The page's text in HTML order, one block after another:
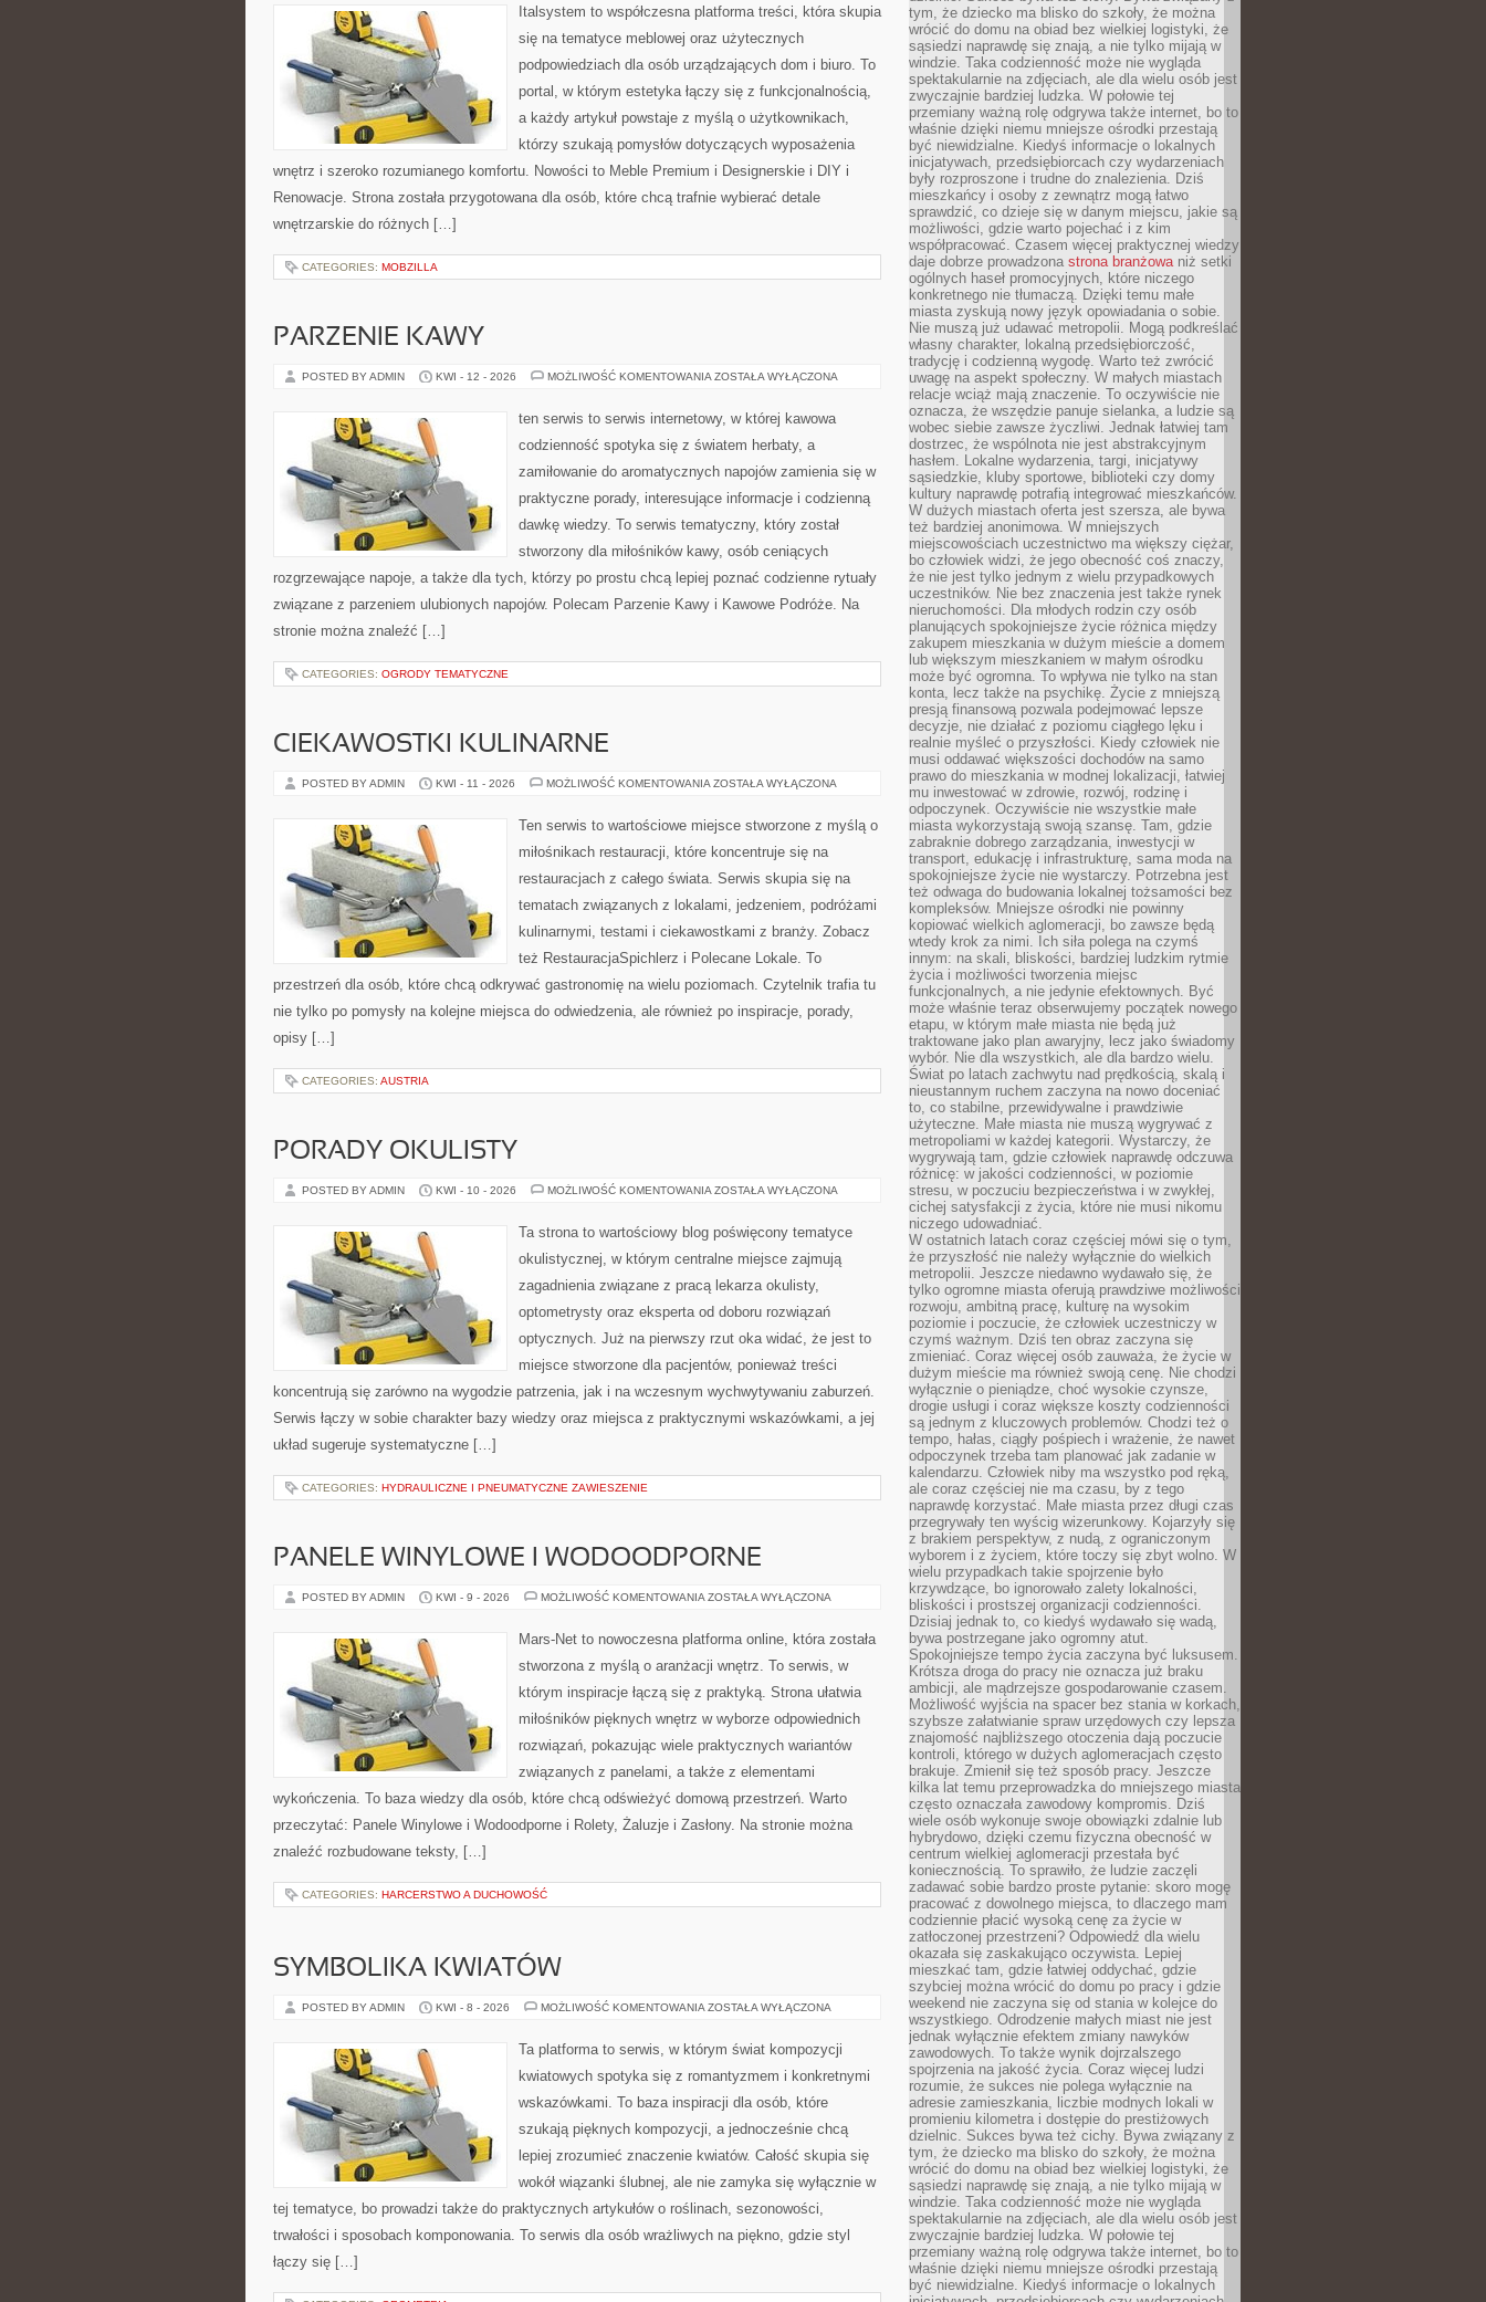
Italsystem to współczesna platforma treści, która skupia
się na tematyce meblowej oraz użytecznych
podpowiedziach dla osób urządzających dom i biuro. To
portal, w którym estetyka łączy się z funkcjonalnością,
a każdy artykuł powstaje z myślą o użytkownikach,
którzy szukają pomysłów dotyczących wyposażenia
wnętrz i szeroko rozumianego komfortu. Nowości to Meble Premium i Designerskie i DIY i
Renowacje. Strona została przygotowana dla osób, które chcą trafnie wybierać detale
wnętrzarskie do różnych […]
CATEGORIES: MOBZILLA
PARZENIE KAWY
POSTED BY ADMIN KWI - 12 - 2026 MOŻLIWOŚĆ KOMENTOWANIA PARZENIE
ZOSTAŁA WYŁĄCZONA
ten serwis to serwis internetowy, w której kawowa
codzienność spotyka się z światem herbaty, a
zamiłowanie do aromatycznych napojów zamienia się w
praktyczne porady, interesujące informacje i codzienną
dawkę wiedzy. To serwis tematyczny, który został
stworzony dla miłośników kawy, osób ceniących
rozgrzewające napoje, a także dla tych, którzy po prostu chcą lepiej poznać codzienne rytuały
związane z parzeniem ulubionych napojów. Polecam Parzenie Kawy i Kawowe Podróże. Na
stronie można znaleźć […]
CATEGORIES: OGRODY TEMATYCZNE
CIEKAWOSTKI KULINARNE
POSTED BY ADMIN KWI - 11 - 2026 MOŻLIWOŚĆ KOMENTOWANIA CIEKAWOSTKI
ZOSTAŁA WYŁĄCZONA
Ten serwis to wartościowe miejsce stworzone z myślą o
miłośnikach restauracji, które koncentruje się na
restauracjach z całego świata. Serwis skupia się na
tematach związanych z lokalami, jedzeniem, podróżami
kulinarnymi, testami i ciekawostkami z branży. Zobacz
też RestauracjaSpichlerz i Polecane Lokale. To
przestrzeń dla osób, które chcą odkrywać gastronomię na wielu poziomach. Czytelnik trafia tu
nie tylko po pomysły na kolejne miejsca do odwiedzenia, ale również po inspiracje, porady,
opisy […]
CATEGORIES: AUSTRIA
PORADY OKULISTY
POSTED BY ADMIN KWI - 10 - 2026 MOŻLIWOŚĆ KOMENTOWANIA PORADY
ZOSTAŁA WYŁĄCZONA
Ta strona to wartościowy blog poświęcony tematyce
okulistycznej, w którym centralne miejsce zajmują
zagadnienia związane z pracą lekarza okulisty,
optometrysty oraz eksperta od doboru rozwiązań
optycznych. Już na pierwszy rzut oka widać, że jest to
miejsce stworzone dla pacjentów, ponieważ treści
koncentrują się zarówno na wygodzie patrzenia, jak i na wczesnym wychwytywaniu zaburzeń.
Serwis łączy w sobie charakter bazy wiedzy oraz miejsca z praktycznymi wskazówkami, a jej
układ sugeruje systematyczne […]
CATEGORIES: HYDRAULICZNE I PNEUMATYCZNE ZAWIESZENIE
PANELE WINYLOWE I WODOODPORNE
POSTED BY ADMIN KWI - 9 - 2026 MOŻLIWOŚĆ KOMENTOWANIA PANELE
WODOODPORNE
ZOSTAŁA WYŁĄCZONA
Mars-Net to nowoczesna platforma online, która została
stworzona z myślą o aranżacji wnętrz. To serwis, w
którym inspiracje łączą się z praktyką. Strona ułatwia
miłośników pięknych wnętrz w wyborze odpowiednich
rozwiązań, pokazując wiele praktycznych wariantów
związanych z panelami, a także z elementami
wykończenia. To baza wiedzy dla osób, które chcą odświeżyć domową przestrzeń. Warto
przeczytać: Panele Winylowe i Wodoodporne i Rolety, Żaluzje i Zasłony. Na stronie można
znaleźć rozbudowane teksty, […]
CATEGORIES: HARCERSTWO A DUCHOWOŚĆ
SYMBOLIKA KWIATÓW
POSTED BY ADMIN KWI - 8 - 2026 MOŻLIWOŚĆ KOMENTOWANIA SYMBOLIKA
ZOSTAŁA WYŁĄCZONA
Ta platforma to serwis, w którym świat kompozycji
kwiatowych spotyka się z romantyzmem i konkretnymi
wskazówkami. To baza inspiracji dla osób, które
szukają pięknych kompozycji, a jednocześnie chcą
lepiej zrozumieć znaczenie kwiatów. Całość skupia się
wokół wiązanki ślubnej, ale nie zamyka się wyłącznie w
tej tematyce, bo prowadzi także do praktycznych artykułów o roślinach, sezonowości,
trwałości i sposobach komponowania. To serwis dla osób wrażliwych na piękno, gdzie styl
łączy się […]
tym, że dziecko ma blisko do szkoły, że można
wrócić do domu na obiad bez wielkiej logistyki, że
sąsiedzi naprawdę się znają, a nie tylko mijają w
windzie. Taka codzienność może nie wygląda
spektakularnie na zdjęciach, ale dla wielu osób jest
zwyczajnie bardziej ludzka. W połowie tej
przemiany ważną rolę odgrywa także internet, bo to
właśnie dzięki niemu mniejsze ośrodki przestają
być niewidzialne. Kiedyś informacje o lokalnych
inicjatywach, przedsiębiorcach czy wydarzeniach
były rozproszone i trudne do znalezienia. Dziś
mieszkańcy i osoby z zewnątrz mogą łatwo
sprawdzić, co dzieje się w danym miejscu, jakie są
możliwości, gdzie warto pojechać i z kim
współpracować. Czasem więcej praktycznej wiedzy
daje dobrze prowadzona strona branżowaniż setki
ogólnych haseł promocyjnych, które niczego
konkretnego nie tłumaczą. Dzięki temu małe
miasta zyskują nowy język opowiadania o sobie.
Nie muszą już udawać metropolii. Mogą podkreślać
własny charakter, lokalną przedsiębiorczość,
tradycję i codzienną wygodę. Warto też zwrócić
uwagę na aspekt społeczny. W małych miastach
relacje wciąż mają znaczenie. To oczywiście nie
oznacza, że wszędzie panuje sielanka, a ludzie są
wobec siebie zawsze życzliwi. Jednak łatwiej tam
dostrzec, że wspólnota nie jest abstrakcyjnym
hasłem. Lokalne wydarzenia, targi, inicjatywy
sąsiedzkie, kluby sportowe, biblioteki czy domy
kultury naprawdę potrafią integrować mieszkańców.
W dużych miastach oferta jest szersza, ale bywa
też bardziej anonimowa. W mniejszych
miejscowościach uczestnictwo ma większy ciężar,
bo człowiek widzi, że jego obecność coś znaczy,
że nie jest tylko jednym z wielu przypadkowych
uczestników. Nie bez znaczenia jest także rynek
nieruchomości. Dla młodych rodzin czy osób
planujących spokojniejsze życie różnica między
zakupem mieszkania w dużym mieście a domem
lub większym mieszkaniem w małym ośrodku
może być ogromna. To wpływa nie tylko na stan
konta, lecz także na psychikę. Życie z mniejszą
presją finansową pozwala podejmować lepsze
decyzje, nie działać z poziomu ciągłego lęku i
realnie myśleć o przyszłości. Kiedy człowiek nie
musi oddawać większości dochodów na samo
prawo do mieszkania w modnej lokalizacji, łatwiej
mu inwestować w zdrowie, rozwój, rodzinę i
odpoczynek. Oczywiście nie wszystkie małe
miasta wykorzystają swoją szansę. Tam, gdzie
zabraknie dobrego zarządzania, inwestycji w
transport, edukację i infrastrukturę, sama moda na
spokojniejsze życie nie wystarczy. Potrzebna jest
też odwaga do budowania lokalnej tożsamości bez
kompleksów. Mniejsze ośrodki nie powinny
kopiować wielkich aglomeracji, bo zawsze będą
wtedy krok za nimi. Ich siła polega na czymś
innym: na skali, bliskości, bardziej ludzkim rytmie
życia i możliwości tworzenia miejsc
funkcjonalnych, a nie jedynie efektownych. Być
może właśnie teraz obserwujemy początek nowego
etapu, w którym małe miasta nie będą już
traktowane jako plan awaryjny, lecz jako świadomy
wybór. Nie dla wszystkich, ale dla bardzo wielu.
Świat po latach zachwytu nad prędkością, skalą i
nieustannym ruchem zaczyna na nowo doceniać
to, co stabilne, przewidywalne i prawdziwie
użyteczne. Małe miasta nie muszą wygrywać z
metropoliami w każdej kategorii. Wystarczy, że
wygrywają tam, gdzie człowiek naprawdę odczuwa
różnicę: w jakości codzienności, w poziomie
stresu, w poczuciu bezpieczeństwa i w zwykłej,
cichej satysfakcji z życia, które nie musi nikomu
niczego udowadniać.
W ostatnich latach coraz częściej mówi się o tym,
że przyszłość nie należy wyłącznie do wielkich
metropolii. Jeszcze niedawno wydawało się, że
tylko ogromne miasta oferują prawdziwe możliwości
rozwoju, ambitną pracę, kulturę na wysokim
poziomie i poczucie, że człowiek uczestniczy w
czymś ważnym. Dziś ten obraz zaczyna się
zmieniać. Coraz więcej osób zauważa, że życie w
dużym mieście ma również swoją cenę. Nie chodzi
wyłącznie o pieniądze, choć wysokie czynsze,
drogie usługi i coraz większe koszty codzienności
są jednym z kluczowych problemów. Chodzi też o
tempo, hałas, ciągły pośpiech i wrażenie, że nawet
odpoczynek trzeba tam planować jak zadanie w
kalendarzu. Człowiek niby ma wszystko pod ręką,
ale coraz częściej nie ma czasu, by z tego
naprawdę korzystać. Małe miasta przez długi czas
przegrywały ten wyścig wizerunkowy. Kojarzyły się
z brakiem perspektyw, z nudą, z ograniczonym
wyborem i z życiem, które toczy się zbyt wolno. W
wielu przypadkach takie spojrzenie było
krzywdzące, bo ignorowało zalety lokalności,
bliskości i prostszej organizacji codzienności.
Dzisiaj jednak to, co kiedyś wydawało się wadą,
bywa postrzegane jako ogromny atut.
Spokojniejsze tempo życia zaczyna być luksusem.
Krótsza droga do pracy nie oznacza już braku
ambicji, ale mądrzejsze gospodarowanie czasem.
Możliwość wyjścia na spacer bez stania w korkach,
szybsze załatwianie spraw urzędowych czy lepsza
znajomość najbliższego otoczenia dają poczucie
kontroli, którego w dużych aglomeracjach często
brakuje. Zmienił się też sposób pracy. Jeszcze
kilka lat temu przeprowadzka do mniejszego miasta
często oznaczała zawodowy kompromis. Dziś
wiele osób wykonuje swoje obowiązki zdalnie lub
hybrydowo, dzięki czemu fizyczna obecność w
centrum wielkiej aglomeracji przestała być
koniecznością. To sprawiło, że ludzie zaczęli
zadawać sobie bardzo proste pytanie: skoro mogę
pracować z dowolnego miejsca, to dlaczego mam
codziennie płacić wysoką cenę za życie w
zatłoczonej przestrzeni? Odpowiedź dla wielu
okazała się zaskakująco oczywista. Lepiej
mieszkać tam, gdzie łatwiej oddychać, gdzie
szybciej można wrócić do domu po pracy i gdzie
weekend nie zaczyna się od stania w kolejce do
wszystkiego. Odrodzenie małych miast nie jest
jednak wyłącznie efektem zmiany nawyków
zawodowych. To także wynik dojrzalszego
spojrzenia na jakość życia. Coraz więcej ludzi
rozumie, że sukces nie polega wyłącznie na
adresie zamieszkania, liczbie modnych lokali w
promieniu kilometra i dostępie do prestiżowych
dzielnic. Sukces bywa też cichy. Bywa związany z
tym, że dziecko ma blisko do szkoły, że można
wrócić do domu na obiad bez wielkiej logistyki, że
sąsiedzi naprawdę się znają, a nie tylko mijają w
windzie. Taka codzienność może nie wygląda
spektakularnie na zdjęciach, ale dla wielu osób jest
zwyczajnie bardziej ludzka. W połowie tej
przemiany ważną rolę odgrywa także internet, bo to
właśnie dzięki niemu mniejsze ośrodki przestają
być niewidzialne. Kiedyś informacje o lokalnych